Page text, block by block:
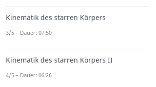
Kinematik des starren Körpers
3/5 – Dauer: 07:50
Kinematik des starren Körpers II
4/5 – Dauer: 06:26